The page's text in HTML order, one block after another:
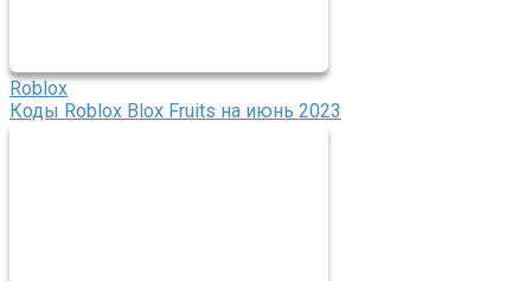
Roblox
Коды Roblox Blox Fruits на июнь 2023